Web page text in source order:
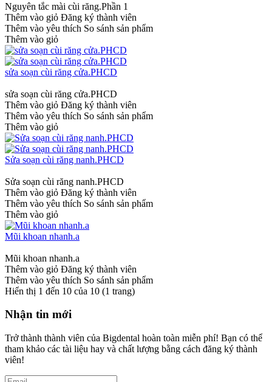
Nguyên tắc mài cùi răng.Phần 1
Thêm vào giỏ Đăng ký thành viên
Thêm vào yêu thích So sánh sản phẩm
Thêm vào giỏ
sửa soạn cùi răng cửa.PHCD
sửa soạn cùi răng cửa.PHCD
Thêm vào giỏ Đăng ký thành viên
Thêm vào yêu thích So sánh sản phẩm
Thêm vào giỏ
Sửa soạn cùi răng nanh.PHCD
Sửa soạn cùi răng nanh.PHCD
Thêm vào giỏ Đăng ký thành viên
Thêm vào yêu thích So sánh sản phẩm
Thêm vào giỏ
Mũi khoan nhanh.a
Mũi khoan nhanh.a
Thêm vào giỏ Đăng ký thành viên
Thêm vào yêu thích So sánh sản phẩm
Hiển thị 1 đến 10 của 10 (1 trang)
Nhận tin mới
Trở thành thành viên của Bigdental hoàn toàn miễn phí! Bạn có thể
tham khảo các tài liệu hay và chất lượng bằng cách đăng ký thành
viên!